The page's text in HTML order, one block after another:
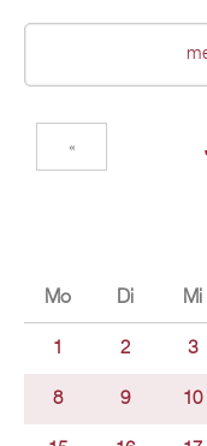
«
Mo Di Mi
1 2 3
8 9 10